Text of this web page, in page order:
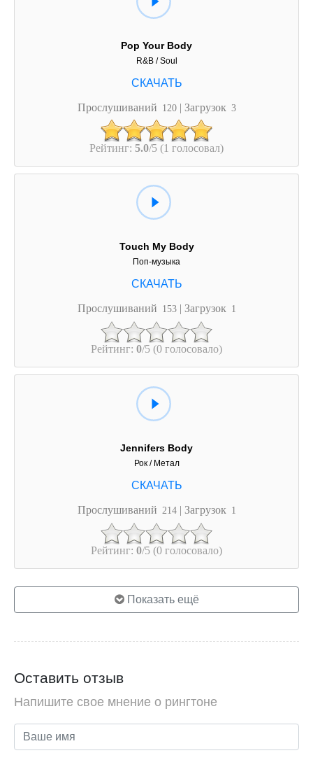
Pop Your Body
R&B / Soul
Прослушиваний 120 | Загрузок 3
Рейтинг: 5.0/5 (1 голосовал)
Touch My Body
Поп-музыка
Прослушиваний 153 | Загрузок 1
Рейтинг: 0/5 (0 голосовало)
Jennifers Body
Рок / Метал
Прослушиваний 214 | Загрузок 1
Рейтинг: 0/5 (0 голосовало)
Показать ещё
Оставить отзыв
Напишите свое мнение о рингтоне